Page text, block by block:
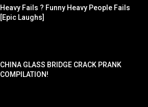
Heavy Fails ? Funny Heavy People Fails
[Epic Laughs]
CHINA GLASS BRIDGE CRACK PRANK
COMPILATION!